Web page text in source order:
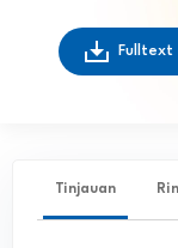
Fulltext
Tinjauan